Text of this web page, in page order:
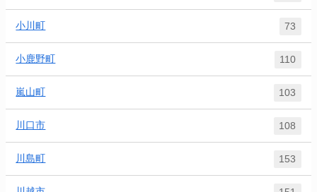
小川町 73
小鹿野町 110
嵐山町 103
川口市 108
川島町 153